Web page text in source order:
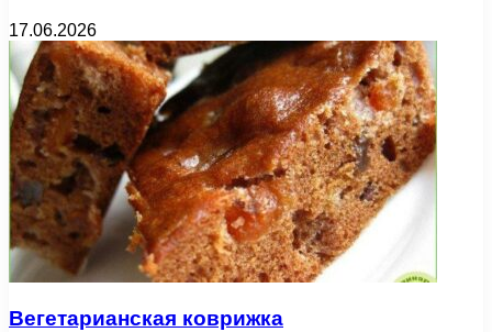
17.06.2026
Вегетарианская коврижка